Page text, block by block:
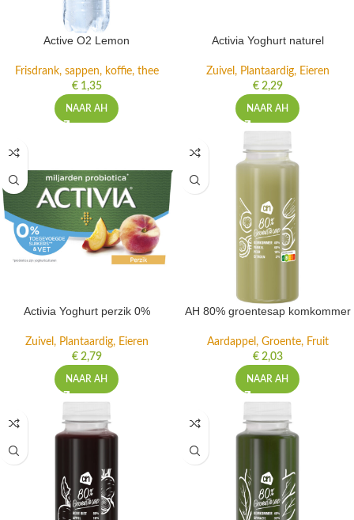
Active O2 Lemon
Frisdrank, sappen, koffie, thee
€1,35
NAAR AH
Activia Yoghurt naturel
Zuivel, Plantaardig, Eieren
€2,29
NAAR AH
Activia Yoghurt perzik 0%
Zuivel, Plantaardig, Eieren
€2,79
NAAR AH
AH 80% groentesap komkommer
Aardappel, Groente, Fruit
€2,03
NAAR AH